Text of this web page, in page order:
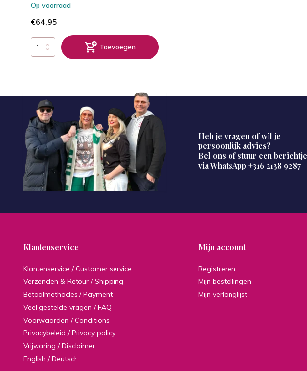
Op voorraad
€64,95
Toevoegen
Heb je vragen of wil je
persoonlijk advies?
Bel ons of stuur een berichtje
via WhatsApp +316 2138 9287
Klantenservice
Klantenservice / Customer service
Verzenden & Retour / Shipping
Betaalmethodes / Payment
Veel gestelde vragen / FAQ
Voorwaarden / Conditions
Privacybeleid / Privacy policy
Vrijwaring / Disclaimer
English / Deutsch
Mijn account
Registreren
Mijn bestellingen
Mijn verlanglijst